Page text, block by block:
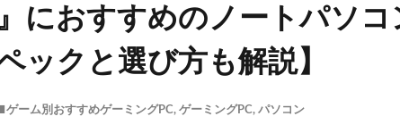
』におすすめのノートパソコ
ックと選び方も解説】
ゲーム別おすすめゲーミングPC, ゲーミングPC, パソコン